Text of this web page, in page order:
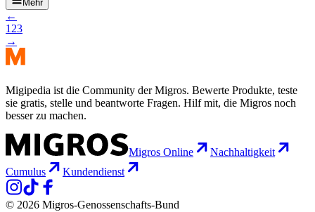
Mehr
←
1 23
→
Migipedia ist die Community der Migros. Bewerte Produkte, teste
sie gratis, stelle und beantworte Fragen. Hilf mit, die Migros noch
besser zu machen.
Migros Online
Nachhaltigkeit
Cumulus
Kundendienst
© 2026 Migros-Genossenschafts-Bund